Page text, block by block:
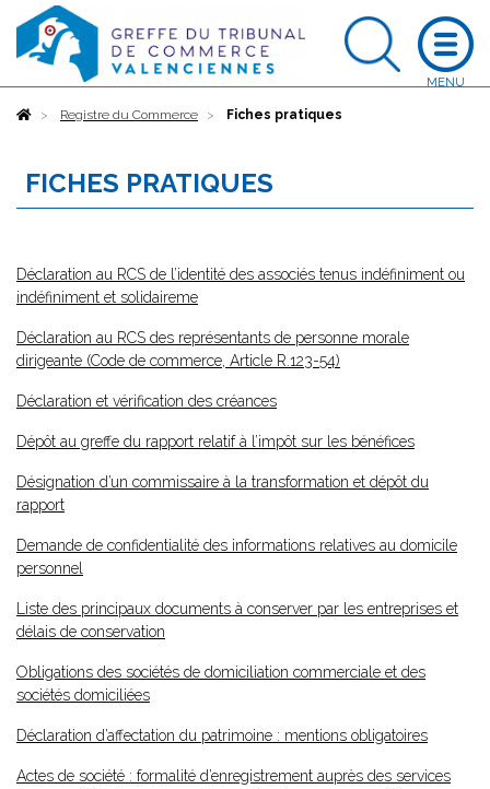
AccueilRegistre du Commerce Fiches pratiques
FICHES PRATIQUES
Déclaration au RCS de l’identité des associés tenus indéfiniment ou
indéfiniment et solidaireme
Déclaration au RCS des représentants de personne morale
dirigeante (Code de commerce, Article R.123-54)
Déclaration et vérification des créances
Dépôt au greffe du rapport relatif à l’impôt sur les bénéfices
Désignation d’un commissaire à la transformation et dépôt du
rapport
Demande de confidentialité des informations relatives au domicile
personnel
Liste des principaux documents à conserver par les entreprises et
délais de conservation
Obligations des sociétés de domiciliation commerciale et des
sociétés domiciliées
Déclaration d’affectation du patrimoine : mentions obligatoires
Actes de société : formalité d’enregistrement auprès des services